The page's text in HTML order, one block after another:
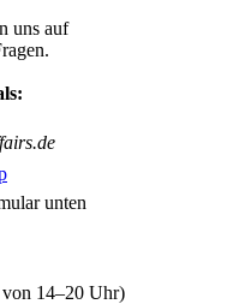
uns auf
unten
14–20 Uhr)